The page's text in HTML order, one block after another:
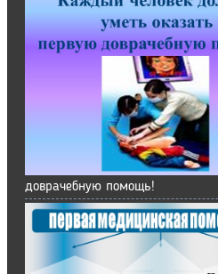
доврачебную помощь!